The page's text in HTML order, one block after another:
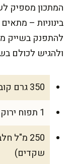
המתכון מספיק
בינוניות –
להתפנק בשייק
ולהגיש לכולם
350 גרם קוביות מלון בשל וקר
1 תפוח ירוק גדול (160 גרם), קלוף וחתוך לקוביות
250
שקדים)